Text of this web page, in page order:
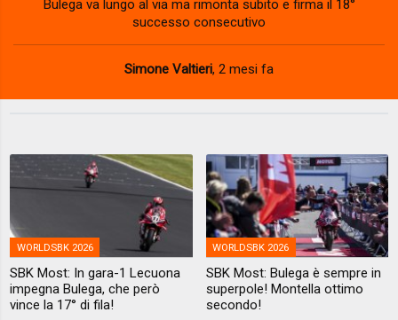
Bulega va lungo al via ma rimonta subito e firma il 18°
successo consecutivo
Simone Valtieri, 2 mesi fa
WORLDSBK 2026
SBK Most: In gara-1 Lecuona
impegna Bulega, che però
vince la 17° di fila!
WORLDSBK 2026
SBK Most: Bulega è sempre in
superpole! Montella ottimo
secondo!